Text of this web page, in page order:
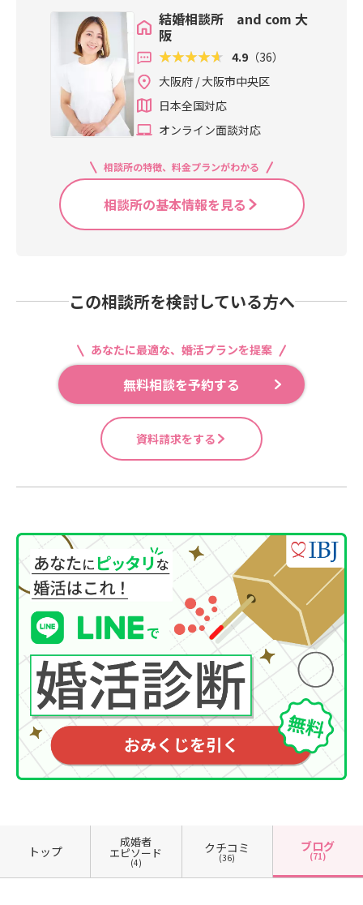
結婚相談所 and com 大
阪
4.9 （36）
大阪府 / 大阪市中央区
日本全国対応
オンライン面談対応
相談所の特徴、料金プランがわかる
相談所の基本情報を見る
この相談所を検討している方へ
あなたに最適な、婚活プランを提案
無料相談を予約する
資料請求をする
トップ
成婚者
エピソード
(4)
クチコミ
(36)
ブログ
(71)